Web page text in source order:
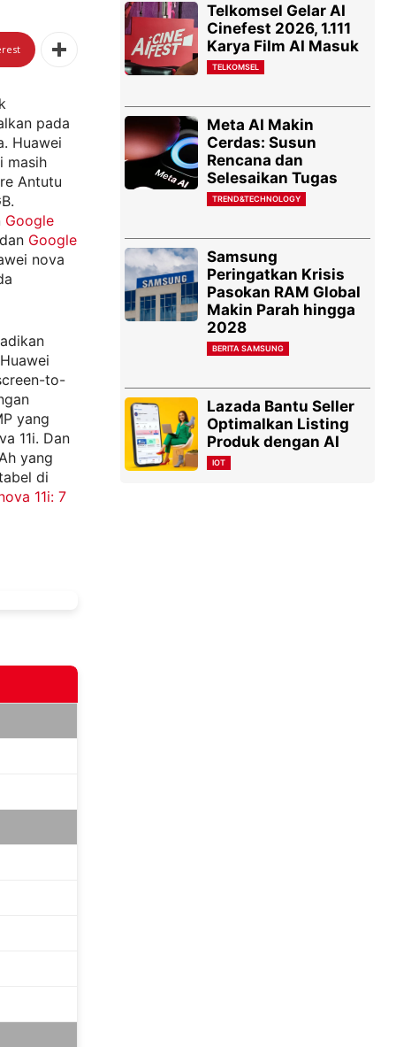
pada
Huawei
masih
Antutu
Google
Google
nova
to-
yang
11i. Dan
yang
di
11i: 7
Telkomsel Gelar AI
Cinefest 2026, 1.111
Karya Film AI Masuk
TELKOMSEL
Meta AI Makin
Cerdas: Susun
Rencana dan
Selesaikan Tugas
TREND&TECHNOLOGY
Samsung
Peringatkan Krisis
Pasokan RAM Global
Makin Parah hingga
2028
BERITA SAMSUNG
Lazada Bantu Seller
Optimalkan Listing
Produk dengan AI
IOT